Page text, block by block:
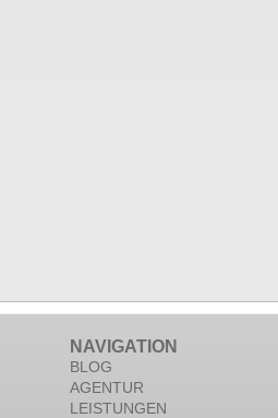
NAVIGATION
BLOG
AGENTUR
LEISTUNGEN